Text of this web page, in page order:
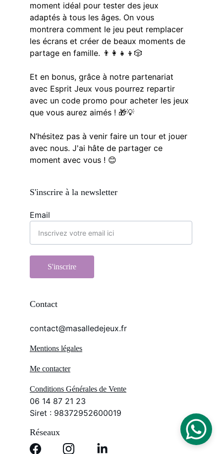
moment idéal pour tester des jeux
adaptés à tous les âges. On vous
montrera comment le jeu peut remplacer
les écrans et créer de beaux moments de
partage en famille. 👨‍👩‍👧‍👦🎲
Et en bonus, grâce à notre partenariat
avec Esprit Jeux vous pourrez repartir
avec un code promo pour acheter les jeux
que vous aurez aimés ! 🎁💡
N’hésitez pas à venir faire un tour et jouer
avec nous. J'ai hâte de partager ce
moment avec vous ! 😊
Contact
Email
S'inscrire
contact@masalledejeux.fr
Réseaux
S'inscrire à la newsletter
06 14 87 21 23
Siret : 98372952600019
Mentions légales
Conditions Générales de Vente
Me contacter